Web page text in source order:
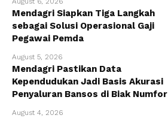
Mendagri Siapkan Tiga Langkah
sebagai Solusi Operasional Gaji
Pegawai Pemda
August 5, 2026
Mendagri Pastikan Data
Kependudukan Jadi Basis Akurasi
Penyaluran Bansos di Biak Numfor
August 4, 2026